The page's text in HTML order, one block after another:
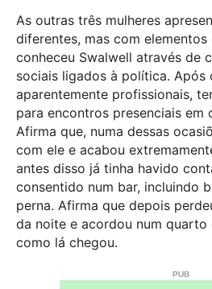
As outras três mulheres
diferentes, mas com elementos
conheceu Swalwell através de
sociais ligados à política. Após
aparentemente profissionais,
para encontros presenciais em
Afirma que, numa dessas
com ele e acabou
antes disso já tinha havido
consentido num bar, incluindo
perna. Afirma que depois
da noite e acordou num quarto
como lá chegou.